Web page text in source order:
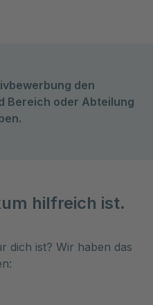
den
Bereich oder Abteilung
hilfreich ist.
dich ist? Wir haben das